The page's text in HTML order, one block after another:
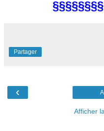
Partager
‹
Afficher